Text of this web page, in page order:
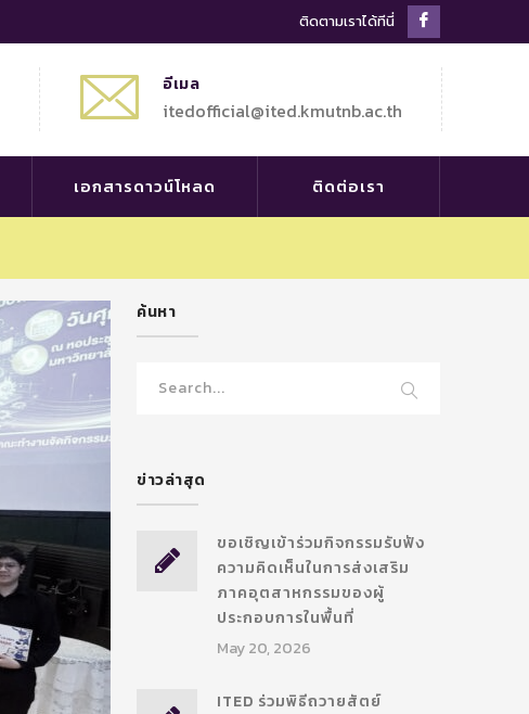
ติดตามเราได้ทีนี่
อีเมล
itedofficial@ited.kmutnb.ac.th
เอกสารดาวน์โหลด ติดต่อเรา
ค้นหา
ข่าวล่าสุด
ขอเชิญเข้าร่วมกิจกรรมรับฟัง
ความคิดเห็นในการส่งเสริม
ภาคอุตสาหกรรมของผู้
ประกอบการในพื้นที่
May 20, 2026
ITED ร่วมพิธีถวายสัตย์